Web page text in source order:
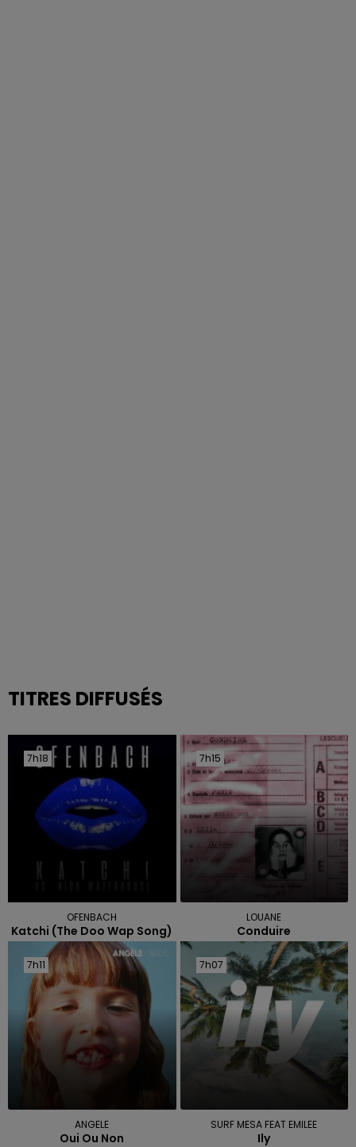
TITRES DIFFUSÉS
7h18
7h18
OFENBACH
Katchi (the Doo Wap Song)
7h15
7h15
LOUANE
Conduire
7h11
7h11
ANGELE
Oui Ou Non
7h07
7h07
SURF MESA FEAT EMILEE
Ily